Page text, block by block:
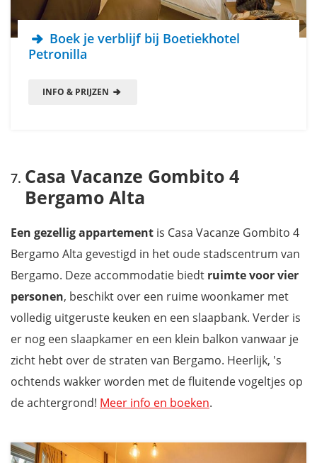
Boek je verblijf bij Boetiekhotel
Petronilla
INFO & PRIJZEN
Casa Vacanze Gombito 4
Bergamo Alta
Een gezellig appartement is Casa Vacanze Gombito 4
Bergamo Alta gevestigd in het oude stadscentrum van
Bergamo. Deze accommodatie biedt ruimte voor vier
personen, beschikt over een ruime woonkamer met
volledig uitgeruste keuken en een slaapbank. Verder is
er nog een slaapkamer en een klein balkon vanwaar je
zicht hebt over de straten van Bergamo. Heerlijk, 's
ochtends wakker worden met de fluitende vogeltjes op
de achtergrond! Meer info en boeken.